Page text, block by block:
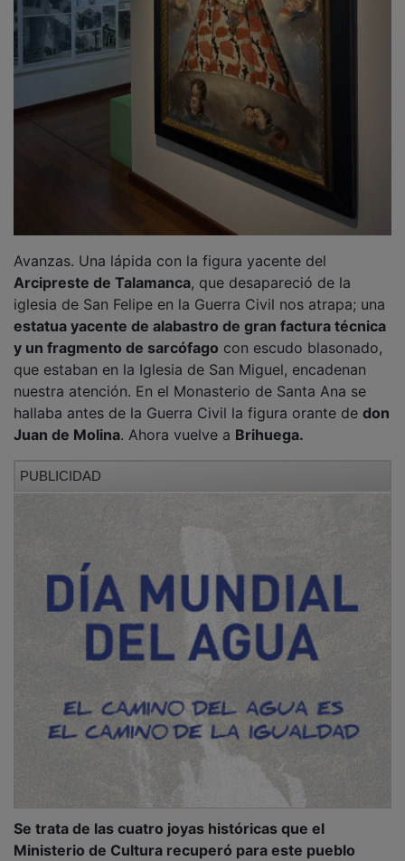
Avanzas. Una lápida con la figura yacente del
Arcipreste de Talamanca, que desapareció de la
iglesia de San Felipe en la Guerra Civil nos atrapa; una
estatua yacente de alabastro de gran factura técnica
y un fragmento de sarcófago con escudo blasonado,
que estaban en la ​Iglesia de San Miguel, encadenan
nuestra atención. En el Monasterio de Santa Ana se
hallaba antes de la Guerra Civil la figura orante de don
Juan de Molina. Ahora vuelve a Brihuega.
PUBLICIDAD
Se trata de las cuatro joyas históricas que el
Ministerio de Cultura recuperó para este pueblo